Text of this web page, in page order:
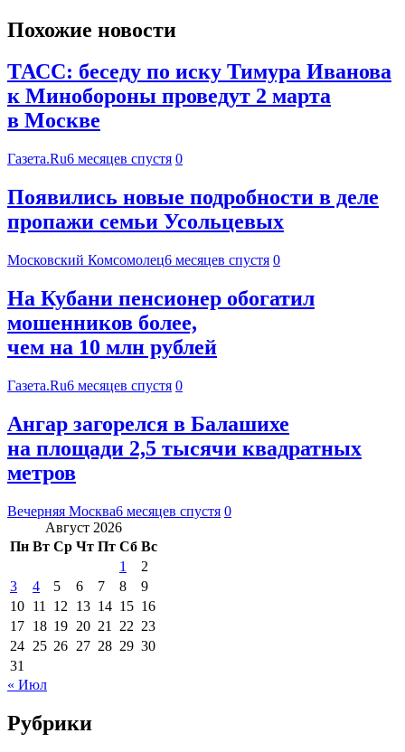
Похожие новости
ТАСС: беседу по иску Тимура Иванова
к Минобороны проведут 2 марта
в Москве
Газета.Ru6 месяцев спустя 0
Появились новые подробности в деле
пропажи семьи Усольцевых
Московский Комсомолец6 месяцев спустя 0
На Кубани пенсионер обогатил
мошенников более,
чем на 10 млн рублей
Газета.Ru6 месяцев спустя 0
Ангар загорелся в Балашихе
на площади 2,5 тысячи квадратных
метров
Вечерняя Москва6 месяцев спустя 0
Август 2026
Пн Вт Ср Чт Пт Сб Вс
1
2
3
4 5 6 7 8
9
10 11 12 13 14 15 16
17 18 19 20 21 22 23
24 25 26 27 28 29 30
31
« Июл
Рубрики